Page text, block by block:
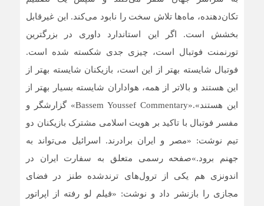
تکان‌دهنده، ماه‌ها تلاش سخت را نابود می‌کند. این غیرقابل
بخشش است. اگر این استاندارد داوری در بزرگترین
تورنمنت فوتبال است، چیزی جدی شکسته شده است.
فوتبال شایسته بهتر از این است، بازیکنان شایسته بهتر از
این هستند و بالاتر از همه، هواداران شایسته بسیار بهتر از
این هستند».«Bassem Youssef Commentary» گزارشگر و
مفسر فوتبال با تاکید بر هویت اسلامی مشترک بازیکنان دو
تیم نوشت: «مصر و ایران برادرند. اسرائیل می‌تواند به
جهنم برود.»صفحه رسمی متعلق به سفارت ایران در
اندونزی هم یکی از ترول‌های ترندشده طنز در فضای
مجازی را بازنشر داد و نوشت: «فیلم لو رفته از اپراتور